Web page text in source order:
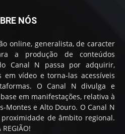
NÓS
online, generalista, de caracter
a produção de conteúdos
Canal N passa por adquirir,
vídeo e torna-las acessíveis
O Canal N divulga e
em manifestações, relativa à
Montes e Alto Douro. O Canal N
de âmbito regional.